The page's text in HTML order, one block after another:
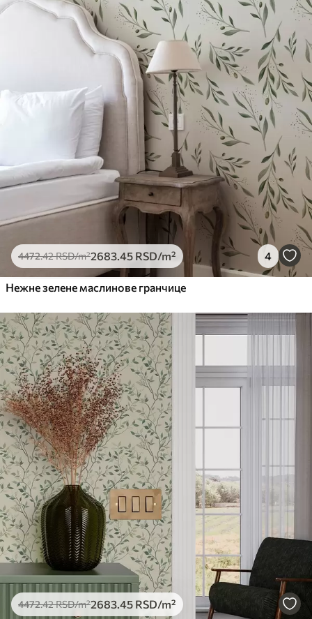
водом.
Метод примене Беспрекорна апликација
Доступни материјали
2683 .45
Премиум
.003315.00RSD /m²
Премиум
6333.33 .00 RSD /m²
4472.42RSD/m²2683.45 RSD/m² 4
Нежне зелене маслинове гранчице
4472.42RSD/m²2683.45 RSD/m²